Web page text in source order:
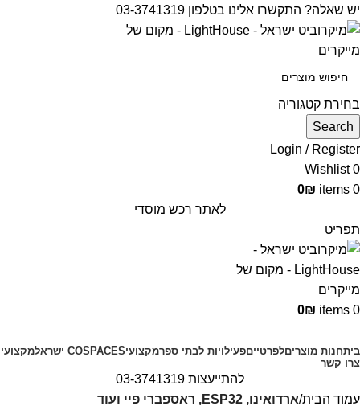
יש שאלה? התקשרו אלינו בטלפון 03-3741319
בחירת קטגוריה
Search
Login / Register
0
Wishlist
0
items
0₪
לאתר רכש מוסדי
תפריט
0
items
0₪
ביתחנות מוצריםלפרטייםפעילויות לבתי ספרמקצועיCOSPACES ישראל
מקצועי
צרו קשר
להתייעצות 03-3741319
עמוד הבית ארדואינו, ESP32, ראספברי פיי ועוד